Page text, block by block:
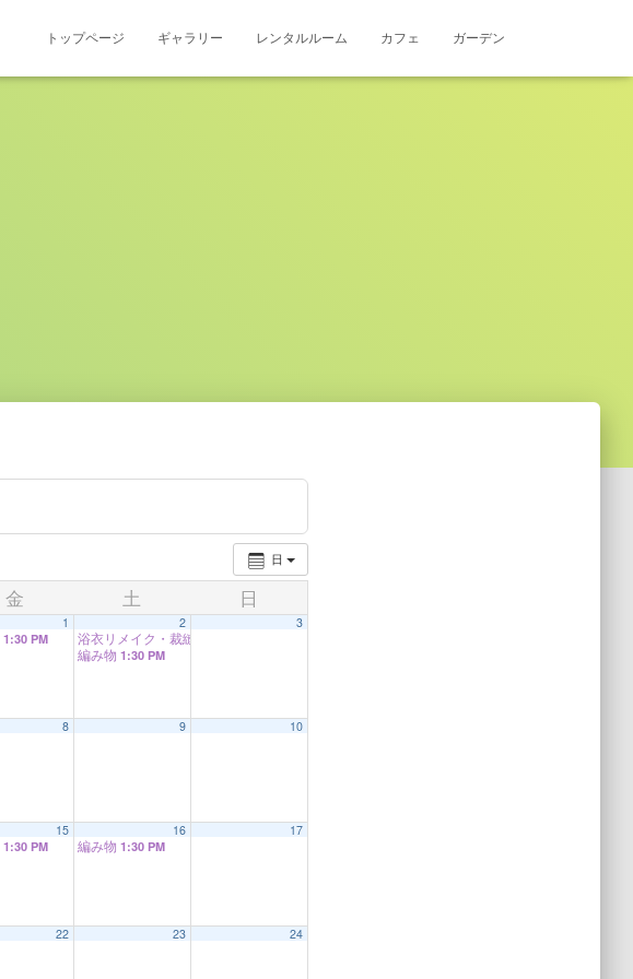
トップページ ギャラリー レンタルルーム カフェ ガーデン
日
金 土 日
1
1:30 PM
2
浴衣リメイク・裁縫教室
編み物 1:30 PM
3
8 9 10
15
1:30 PM
16
編み物 1:30 PM
17
22 23 24